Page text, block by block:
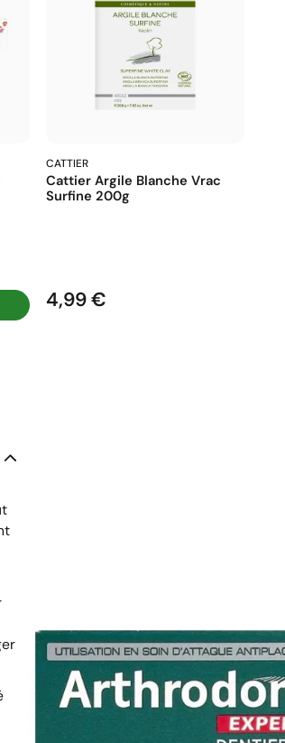
CATTIER
Cattier Argile Blanche Vrac
Surfine 200g
Prix
4,99 €